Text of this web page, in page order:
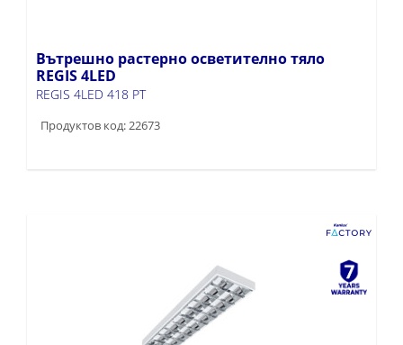
Вътрешно растерно осветително тяло
REGIS 4LED
REGIS 4LED 418 PT
Продуктов код: 22673